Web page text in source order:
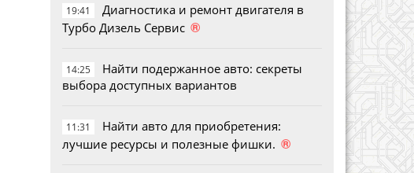
19:41
Диагностика и ремонт двигателя в
Турбо Дизель Сервис ®
14:25
Найти подержанное авто: секреты
выбора доступных вариантов
11:31
Найти авто для приобретения:
лучшие ресурсы и полезные фишки. ®